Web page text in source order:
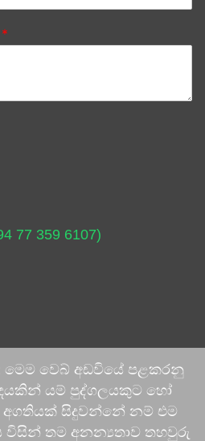
*
77 359 6107)
මෙම වෙබ් අඩවියේ පළකරනු
යම් පුද්ගලයකුට හෝ
අගතියක් සිදුවන්නේ නම් එම
විසින් තම අනන්‍යතාව තහවුරු